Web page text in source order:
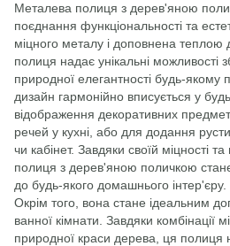
Металева полиця з дерев'яною
поєднання функціональності та
міцного металу і доповнена
полиця надає унікальні можливості
природної елегантності будь-якому
дизайн гармонійно вписується у
відображення декоративних
речей у кухні, або для додання
чи кабінет. Завдяки своїй міцності
полиця з дерев'яною поличкою
до будь-якого домашнього інтер'єру.
Окрім того, вона стане ідеальним
ванної кімнати. Завдяки комбінації
природної краси дерева, ця полиця